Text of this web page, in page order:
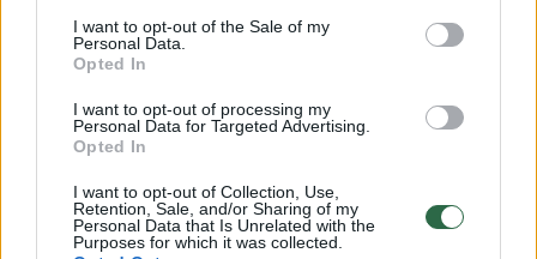
I want to opt-out of the Sale of my
Personal Data.
Opted In
I want to opt-out of processing my
Personal Data for Targeted Advertising.
Opted In
I want to opt-out of Collection, Use,
Retention, Sale, and/or Sharing of my
Personal Data that Is Unrelated with the
Purposes for which it was collected.
ELTA primena, kad metų pradžioje Seimo
valdyba buvo subūrusi darbo grupę, kuri
turėjo teikti siūlymus, kaip tobulinti
parlamentinei veiklai skirtų išlaidų
vicepirmininkės A. Širinskienės
pirmininkaujama grupė nepasiekė aiškių